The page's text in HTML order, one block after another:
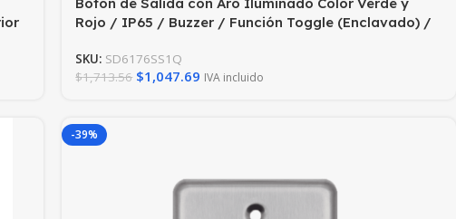
Rojo / IP65 / Buzzer / Función Toggle (Enclavado) /
Interior.
SKU: SD6176SS1Q
$1,713.56 $1,047.69 IVA incluido
-39%